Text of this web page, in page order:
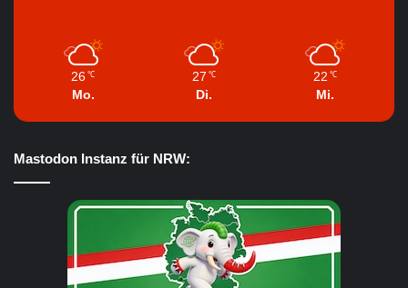
26 ℃
Mo.
27 ℃
Di.
22 ℃
Mi.
Mastodon Instanz für NRW: